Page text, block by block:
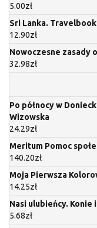
5.00zł
Sri Lanka. Travelbook
12.90zł
Nowoczesne zasady
32.98zł
Po północy w
Wizowska
24.29zł
Meritum Pomoc
140.20zł
Moja Pierwsza
14.25zł
Nasi ulubieńcy. Konie
5.68zł